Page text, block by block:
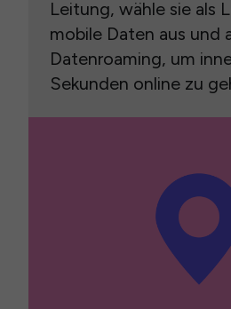
Leitung, wähle sie als
mobile Daten aus und
Datenroaming, um
Sekunden online zu